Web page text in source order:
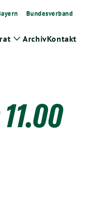
Bundesverband
Zeige
ArchivKontakt